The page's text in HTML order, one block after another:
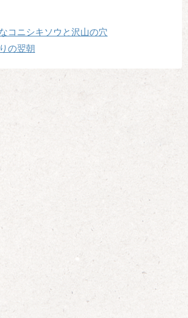
コニシキソウと沢山の穴
の翌朝